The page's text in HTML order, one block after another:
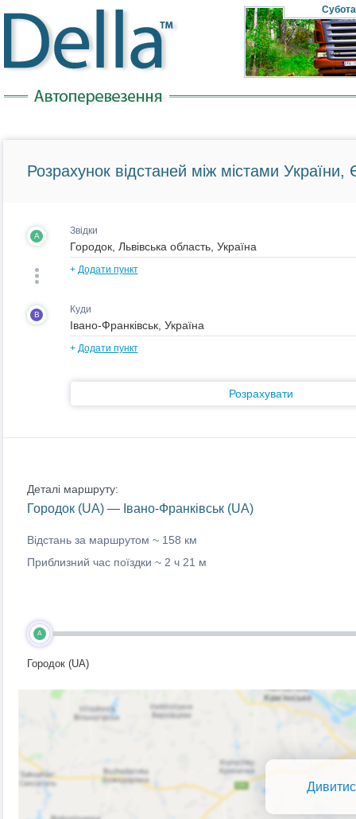
Субота
Розрахунок відстаней між містами України,
A Звідки
+ Додати пункт
B Куди
+ Додати пункт
Розрахувати
Деталі маршруту:
Городок (UA) — Івано-Франківськ (UA)
Відстань за маршрутом ~ 158 км
Приблизний час поїздки ~ 2 ч 21 м
A
Городок (UA)